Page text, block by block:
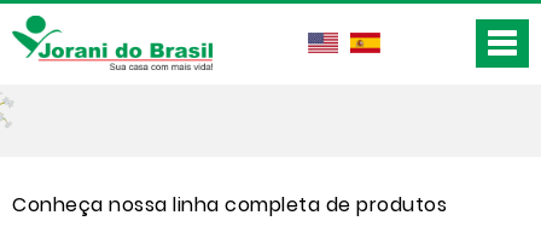
Conheça nossa linha completa de produtos